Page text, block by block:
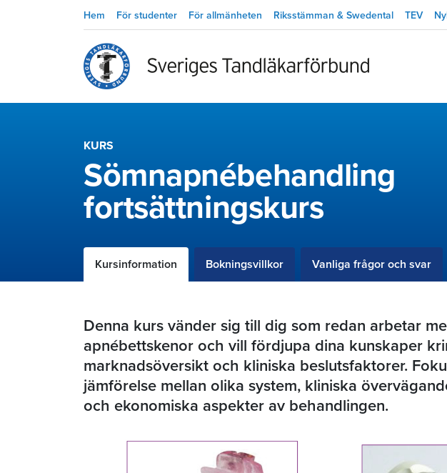
Hem För studenter För allmänheten Riksstämman & Swedental TEV
KURS
Sömnapnébehandling
fortsättningskurs
Kursinformation Bokningsvillkor Vanliga frågor och svar
Denna kurs vänder sig till dig som redan arbetar
apnébettskenor och vill fördjupa dina kunskaper
marknadsöversikt och kliniska beslutsfaktorer.
jämförelse mellan olika system, kliniska
och ekonomiska aspekter av behandlingen.